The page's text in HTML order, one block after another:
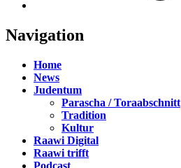
Navigation
Home
News
Judentum
Parascha / Toraabschnitt
Tradition
Kultur
Raawi Digital
Raawi trifft
Podcast